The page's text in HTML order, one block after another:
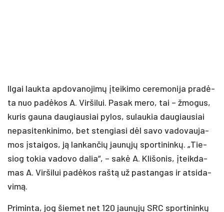
Il­gai lauk­ta ap­do­va­no­ji­mų įtei­ki­mo ce­re­mo­ni­ja pra­dė­
ta nuo pa­dė­kos A. Vir­ši­lui. Pa­sak me­ro, tai – žmo­gus,
ku­ris gau­na dau­giau­siai py­los, su­lau­kia dau­giau­siai
ne­pa­si­ten­ki­ni­mo, bet sten­gia­si dėl sa­vo va­do­vau­ja­
mos įstai­gos, ją lan­kan­čių jau­nų­jų spor­ti­nin­kų. „Tie­
siog to­kia va­do­vo da­lia“, – sa­kė A. Kli­šo­nis, įteik­da­
mas A. Vir­ši­lui pa­dė­kos raš­tą už pa­stan­gas ir at­si­da­
vi­mą.
Pri­min­ta, jog šie­met net 120 jau­nų­jų SRC spor­ti­nin­kų